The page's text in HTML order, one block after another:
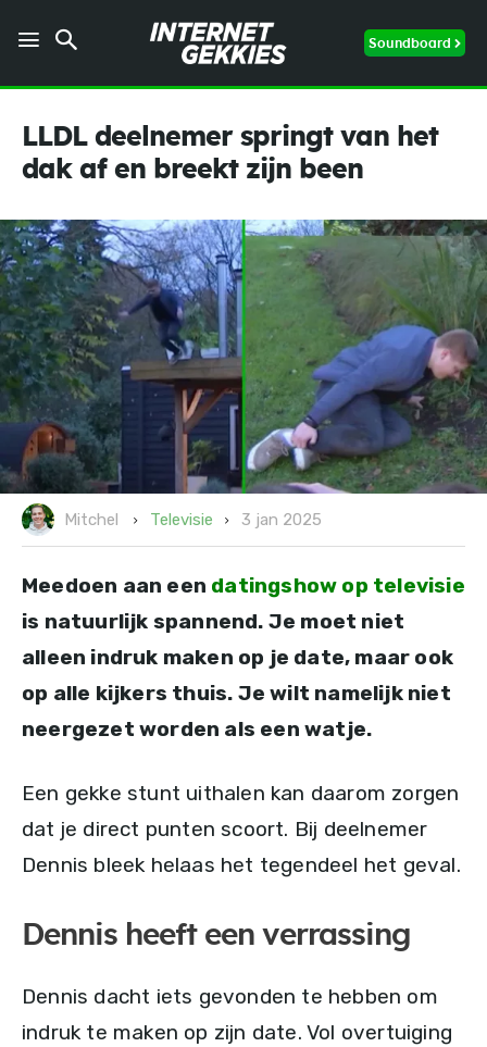
Soundboard
LLDL deelnemer springt van het
dak af en breekt zijn been
Mitchel Televisie 3 jan 2025
Meedoen aan een datingshow op televisie
is natuurlijk spannend. Je moet niet
alleen indruk maken op je date, maar ook
op alle kijkers thuis. Je wilt namelijk niet
neergezet worden als een watje.
Een gekke stunt uithalen kan daarom zorgen
dat je direct punten scoort. Bij deelnemer
Dennis bleek helaas het tegendeel het geval.
Dennis heeft een verrassing
Dennis dacht iets gevonden te hebben om
indruk te maken op zijn date. Vol overtuiging